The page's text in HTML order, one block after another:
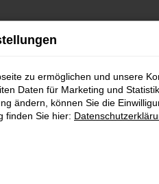
zu ermöglichen und unsere
Daten für Marketing und
ändern, können Sie die
finden Sie hier: